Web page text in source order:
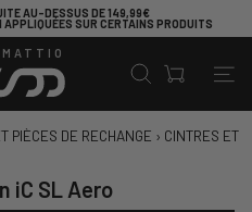
POUR COMMENCER À PÉDALER ?
!
PIÈCES DE RECHANGE › CINTRES ET
iC SL Aero